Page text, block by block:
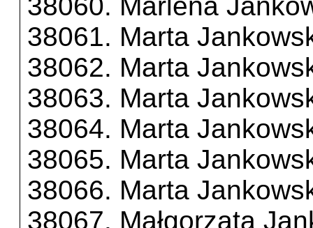
38061. Marta
38062. Marta
38063. Marta
38064. Marta
38065. Marta
38066. Marta
38067. Małgorzata